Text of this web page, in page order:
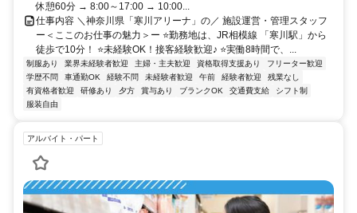
休憩60分 → 8:00～17:00 → 10:00...
仕事内容 ＼神奈川県「寒川アリーナ」の／ 施設運営・管理スタッフ
ー＜ここのお仕事の魅力＞ー ⭐勤務地は、JR相模線 「寒川駅」から
徒歩で10分！ ⭐未経験OK！接客経験歓迎♪ ⭐実働8時間で、...
制服あり 業界未経験者歓迎 主婦・主夫歓迎 資格取得支援あり
フリーター歓迎
学歴不問
車通勤OK 経験不問 未経験者歓迎 午前 経験者歓迎
残業なし
有資格者歓迎
研修あり 夕方 賞与あり ブランクOK 交通費支給
シフト制
服装自由
アルバイト・パート